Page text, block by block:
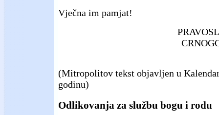
Vječna im pamjat!
(Mitropolitov tekst objavljen u
godinu)
Odlikovanja za službu bogu i rodu